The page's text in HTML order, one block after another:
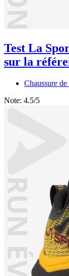
Test La
sur la
Chaussure de
Note: 4.5/5